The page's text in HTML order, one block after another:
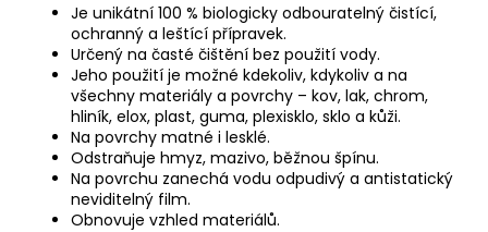
Je unikátní 100 % biologicky odbouratelný čistící,
ochranný a leštící přípravek.
Určený na časté čištění bez použití vody.
Jeho použití je možné kdekoliv, kdykoliv a na
všechny materiály a povrchy – kov, lak, chrom,
hliník, elox, plast, guma, plexisklo, sklo a kůži.
Na povrchy matné i lesklé.
Odstraňuje hmyz, mazivo, běžnou špínu.
Na povrchu zanechá vodu odpudivý a antistatický
neviditelný film.
Obnovuje vzhled materiálů.